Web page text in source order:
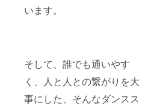
います。
そして、誰でも通いやす
く、人と人との繋がりを大
事にした、そんなダンスス